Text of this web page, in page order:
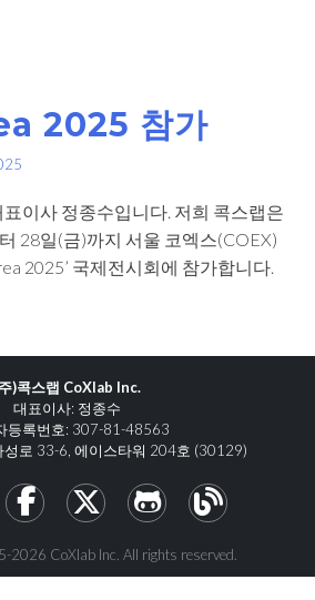
2025 참가
이사 정종수입니다. 저희 콕스랩은
28일(금)까지 서울 코엑스(COEX)
2025’ 국제전시회에 참가합니다.
)콕스랩 CoXlab Inc.
대표이사: 정종수
등록번호: 307-81-48563
성로 33-6, 에이스타워 204호 (30129)
2026 CoXlab Inc. All rights reserved.